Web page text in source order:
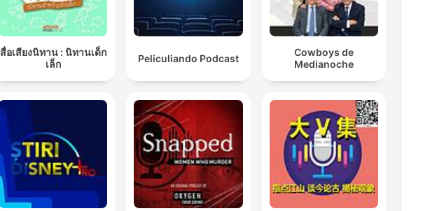
สื่อเสียงนิทาน : นิทานเด็ก
เล็ก
Peliculiando Podcast
Cowboys de
Medianoche